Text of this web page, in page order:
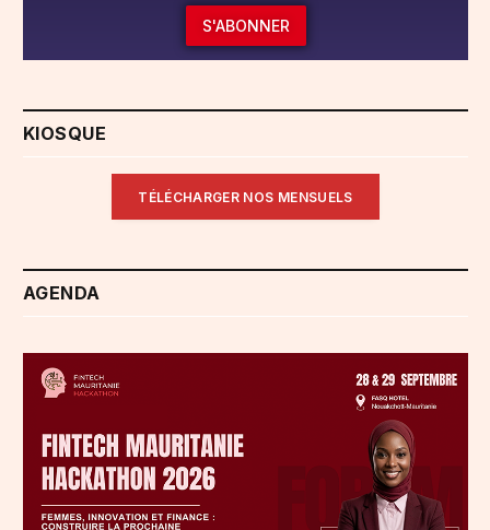
S'ABONNER
KIOSQUE
TÉLÉCHARGER NOS MENSUELS
AGENDA